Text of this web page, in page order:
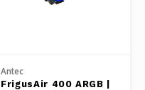
Antec
FrigusAir 400 ARGB |